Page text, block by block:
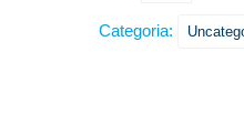
Categoria: